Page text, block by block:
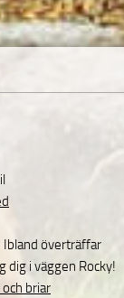
Ibland överträffar
dig i väggen Rocky!
briar